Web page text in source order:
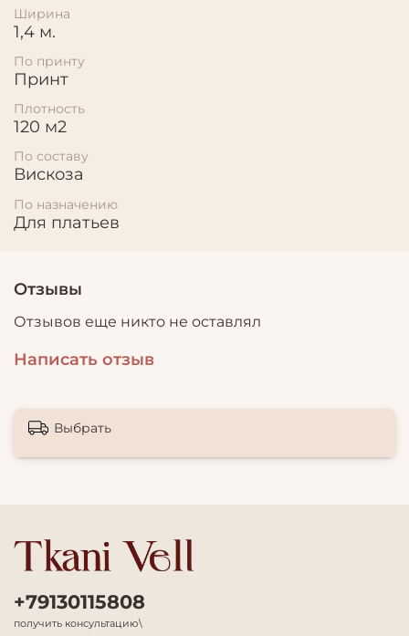
Ширина
1,4 м.
По принту
Принт
Плотность
120 м2
По составу
Вискоза
По назначению
Для платьев
Отзывы
Отзывов еще никто не оставлял
Написать отзыв
Выбрать
+79130115808
получить консультацию\